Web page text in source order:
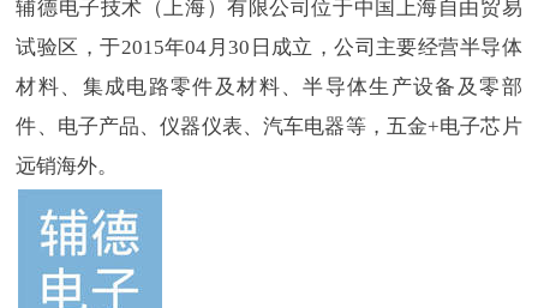
辅德电子技术（上海）有限公司位于中国上海自由贸易
试验区，于2015年04月30日成立，公司主要经营半导体
材料、集成电路零件及材料、半导体生产设备及零部
件、电子产品、仪器仪表、汽车电器等，五金+电子芯片
远销海外。